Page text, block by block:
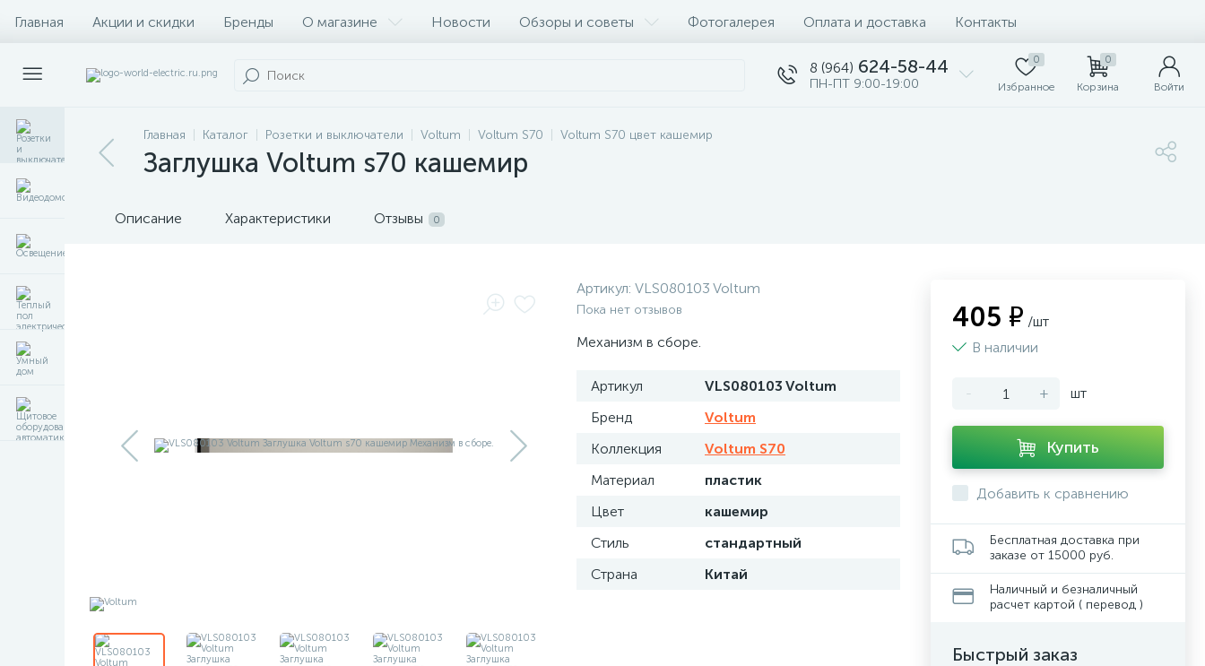
Главная Акции и скидки Бренды О магазине Новости Обзоры и советы Фотогалерея Оплата и доставка Контакты
8 (964) 624-58-44
ПН-ПТ 9:00-19:00
0
Избранное
0
Корзина Войти
Главная Каталог Розетки и выключатели Voltum Voltum S70 Voltum S70 цвет кашемир
Заглушка Voltum s70 кашемир
Описание Характеристики Отзывы 0
Артикул: VLS080103 Voltum
Пока нет отзывов
Механизм в сборе.
Артикул
VLS080103 Voltum
Бренд
Voltum
Коллекция
Voltum S70
Материал
пластик
Цвет
кашемир
Стиль
стандартный
Страна
Китай
405 ₽ /шт
В наличии
- + шт
Купить
Добавить к сравнению
Бесплатная доставка при
заказе от 15000 руб.
Наличный и безналичный
расчет картой ( перевод )
Быстрый заказ